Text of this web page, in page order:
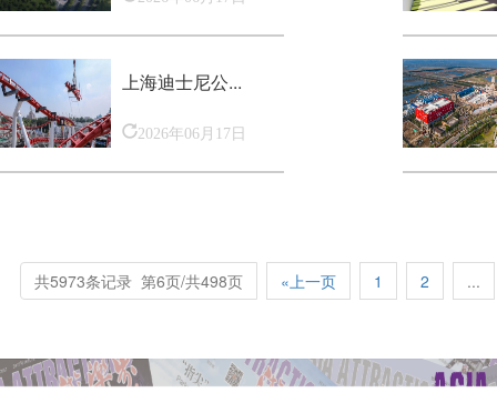
上海迪士尼公...
2026年06月17日
共5973条记录 第6页/共498页 «上一页 1 2 ...